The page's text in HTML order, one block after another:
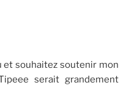
et souhaitez soutenir mon
serait grandement